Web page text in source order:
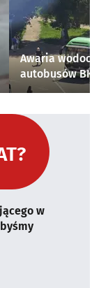
Awaria
autobusów
w